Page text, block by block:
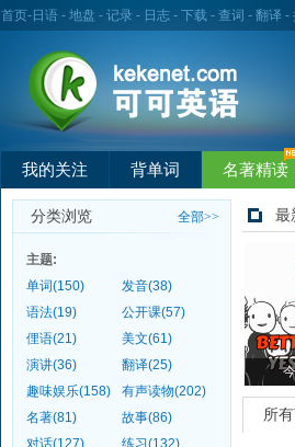
首页- 日语 - 地盘 - 记录 - 日志 - 下载 - 查词 - 翻译 -
我的关注 背单词 名著精读
分类浏览 全部>>
主题:
单词(150)
发音(38)
语法(19)
公开课(57)
俚语(21)
美文(61)
演讲(36)
翻译(25)
趣味娱乐(158)
有声读物(202)
名著(81)
故事(86)
对话(127)
练习(132)
最
所